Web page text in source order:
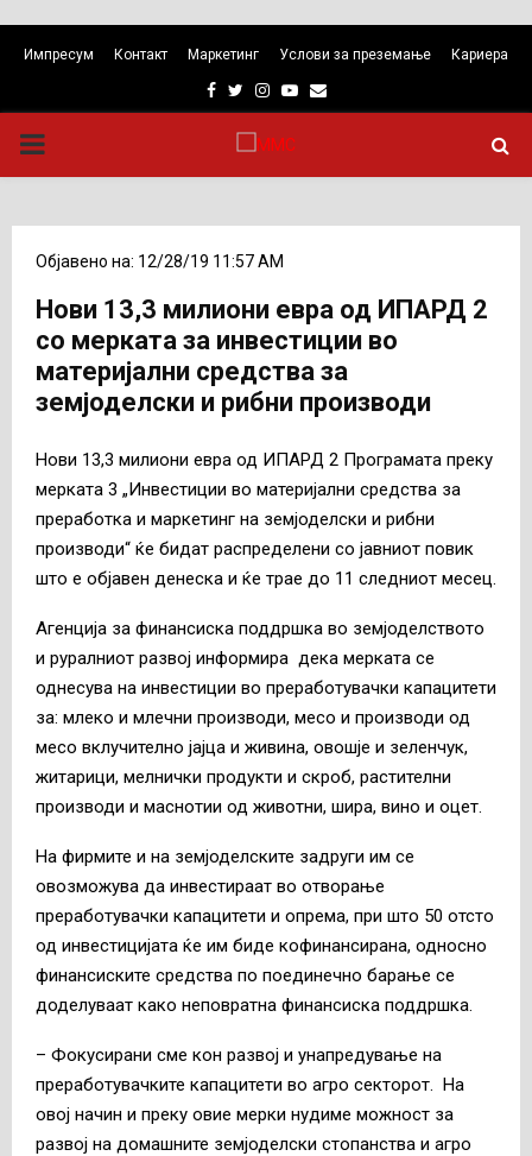
Импресум Контакт Маркетинг Услови за преземање Кариера
Facebook
TwitterInstagram
Youtube
Email
PRIMARY
Објавено на: 12/28/19 11:57 AM
Нови 13,3 милиони евра од ИПАРД 2
со мерката за инвестиции во
материјални средства за
земјоделски и рибни производи
Нови 13,3 милиони евра од ИПАРД 2 Програмата преку
мерката 3 „Инвестиции во материјални средства за
преработка и маркетинг на земјоделски и рибни
производи“ ќе бидат распределени со јавниот повик
што е објавен денеска и ќе трае до 11 следниот месец.
Агенција за финансиска поддршка во земјоделството
и руралниот развој информира дека мерката се
однесува на инвестиции во преработувачки капацитети
за: млеко и млечни производи, месо и производи од
месо вклучително јајца и живина, овошје и зеленчук,
житарици, мелнички продукти и скроб, растителни
производи и маснотии од животни, шира, вино и оцет.
На фирмите и на земјоделските задруги им се
овозможува да инвестираат во отворање
преработувачки капацитети и опрема, при што 50 отсто
од инвестицијата ќе им биде кофинансирана, односно
финансиските средства по поединечно барање се
доделуваат како неповратна финансиска поддршка.
– Фокусирани сме кон развој и унапредување на
преработувачките капацитети во агро секторот. На
овој начин и преку овие мерки нудиме можност за
развој на домашните земјоделски стопанства и агро